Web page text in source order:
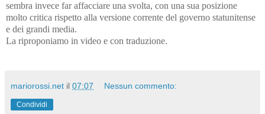
sembra invece far affacciare una svolta, con una sua posizione
molto critica rispetto alla versione corrente del governo statunitense
e dei grandi media.
La riproponiamo in video e con traduzione.
mariorossi.net il 07:07 Nessun commento:
Condividi